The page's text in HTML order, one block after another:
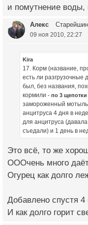
и помутнение воды,
Алекс
09 ноя 2010, 22:27
Kira
17. Корм (название,
есть ли разгрузочные
был, без названия,
кормили - по 3 щепотки
замороженный мотыль
анцитруса 4 дня в
для анцитруса
съедали) и 1 день в
Это всё, то же
ОООчень много
Огурец как долго
Добавлено спустя
И как долго горит